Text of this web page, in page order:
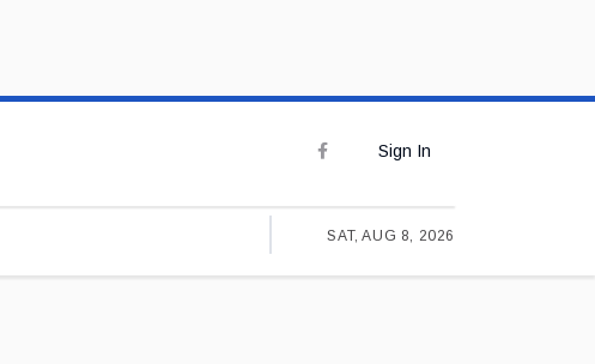
Sign In
SAT, AUG 8, 2026